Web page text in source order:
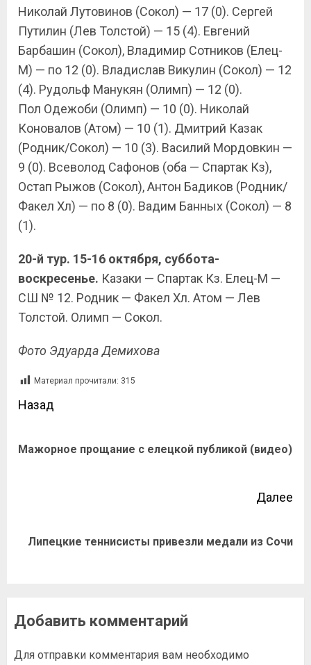
Николай Лутовинов (Сокол) — 17 (0). Сергей
Путилин (Лев Толстой) — 15 (4). Евгений
Барбашин (Сокол), Владимир Сотников (Елец-
М) — по 12 (0). Владислав Викулин (Сокол) — 12
(4). Рудольф Манукян (Олимп) — 12 (0).
Пол Одежоби (Олимп) — 10 (0). Николай
Коновалов (Атом) — 10 (1). Дмитрий Казак
(Родник/Сокол) — 10 (3). Василий Мордовкин —
9 (0). Всеволод Сафонов (оба — Спартак Кз),
Остап Рыжов (Сокол), Антон Бадиков (Родник/
Факел Хл) — по 8 (0). Вадим Банных (Сокол) — 8
(1).
20-й тур. 15-16 октября, суббота-
воскресенье. Казаки — Спартак Кз. Елец-М —
СШ № 12. Родник — Факел Хл. Атом — Лев
Толстой. Олимп — Сокол.
Фото Эдуарда Демихова
Материал прочитали: 315
Назад
Мажорное прощание с елецкой публикой (видео)
Далее
Липецкие теннисисты привезли медали из Сочи
Добавить комментарий
Для отправки комментария вам необходимо